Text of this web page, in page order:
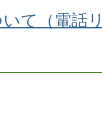
て（電話